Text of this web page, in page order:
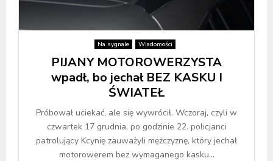
Na sygnale Wiadomości
PIJANY MOTOROWERZYSTA
wpadł, bo jechał BEZ KASKU I
ŚWIATEŁ
Próbował uciekać, ale się wywrócił. Wczoraj, czyli w
czwartek 17 grudnia, po godzinie 22. policjanci
patrolujący Kcynię zauważyli mężczyznę, który jechał
motorowerem bez wymaganego kasku...